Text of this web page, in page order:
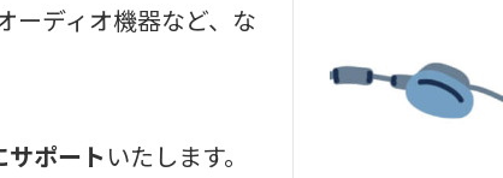
ーディオ機器など、な
ポート いたします。